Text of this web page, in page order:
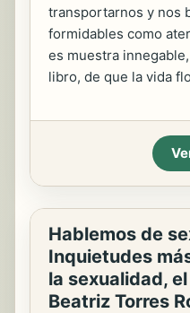
transportarnos y nos
formidables como
es muestra
libro, de que la vida
Hablemos de
Inquietudes
la sexualidad,
Beatriz Torres